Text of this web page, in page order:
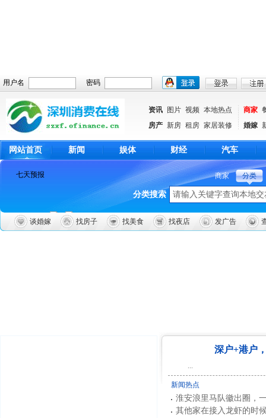
用户名 密码
资讯 图片 视频 本地热点
房产 新房 租房 家居装修
商家
婚嫁
网站首页 新闻 娱体 财经 汽车
商家 分类
分类搜索
谈婚嫁 找房子 找美食 找夜店 发广告
深户+港户
...
新闻热点
淮安浪里马队徽出圈，
其他家在接入龙虾的时